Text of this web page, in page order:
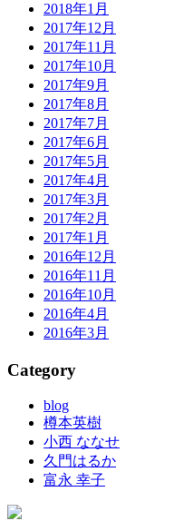
2018年1月
2017年12月
2017年11月
2017年10月
2017年9月
2017年8月
2017年7月
2017年6月
2017年5月
2017年4月
2017年3月
2017年2月
2017年1月
2016年12月
2016年11月
2016年10月
2016年4月
2016年3月
Category
blog
樽本英樹
小西 ななせ
久門はるか
富永 幸子